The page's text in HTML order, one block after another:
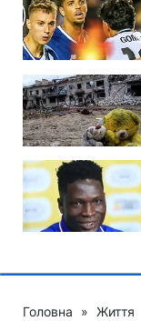
Головна » Життя